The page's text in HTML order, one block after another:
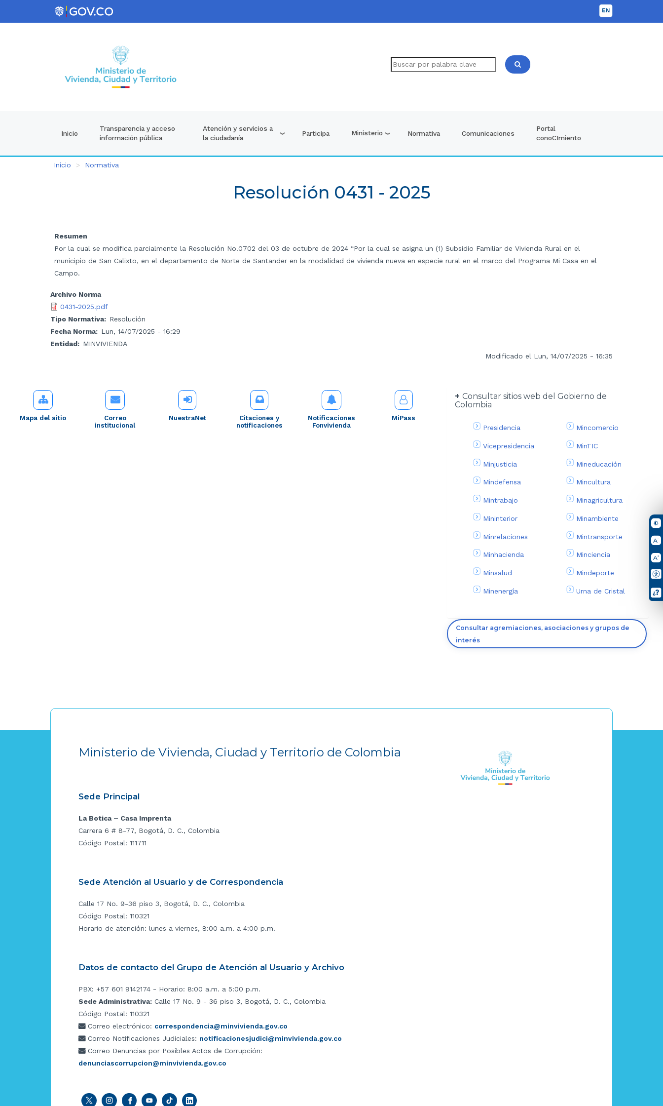
Inicio
Transparencia y acceso
información pública
Atención y servicios a
la ciudadanía
Participa Ministerio Normativa Comunicaciones
Portal
conoCImiento
Inicio Normativa
Resolución 0431 - 2025
Resumen
Por la cual se modifica parcialmente la Resolución No.0702 del 03 de octubre de 2024 “Por la cual se asigna un (1) Subsidio Familiar de Vivienda Rural en el
municipio de San Calixto, en el departamento de Norte de Santander en la modalidad de vivienda nueva en especie rural en el marco del Programa Mi Casa en el
Campo.
Archivo Norma
0431-2025.pdf
Tipo Normativa
Resolución
Fecha Norma
Lun, 14/07/2025 - 16:29
Entidad
MINVIVIENDA
Modificado el Lun, 14/07/2025 - 16:35
Mapa del sitio
Correo
institucional
NuestraNet
Citaciones y
notificaciones
Notificaciones
Fonvivienda
MiPass
Consultar sitios web del Gobierno de
Colombia
Presidencia
Vicepresidencia
Minjusticia
Mindefensa
Mintrabajo
Mininterior
Minrelaciones
Minhacienda
Minsalud
Minenergía
Mincomercio
MinTIC
Mineducación
Mincultura
Minagricultura
Minambiente
Mintransporte
Minciencia
Mindeporte
Urna de Cristal
Consultar agremiaciones, asociaciones y grupos de
interés
Ministerio de Vivienda, Ciudad y Territorio de Colombia
Sede Principal
La Botica – Casa Imprenta
Carrera 6 # 8-77, Bogotá, D. C., Colombia
Código Postal: 111711
Sede Atención al Usuario y de Correspondencia
Calle 17 No. 9-36 piso 3, Bogotá, D. C., Colombia
Código Postal: 110321
Horario de atención: lunes a viernes, 8:00 a.m. a 4:00 p.m.
Datos de contacto del Grupo de Atención al Usuario y Archivo
PBX: +57 601 9142174 - Horario: 8:00 a.m. a 5:00 p.m.
Sede Administrativa: Calle 17 No. 9 - 36 piso 3, Bogotá, D. C., Colombia
Código Postal: 110321
Correo electrónico: correspondencia@minvivienda.gov.co
Correo Notificaciones Judiciales: notificacionesjudici@minvivienda.gov.co
Correo Denuncias por Posibles Actos de Corrupción:
denunciascorrupcion@minvivienda.gov.co